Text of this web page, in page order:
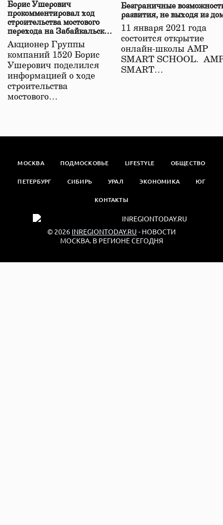
Борис Ушерович
прокомментировал ход
строительства мостового
перехода на Забайкальской
железной дороге
Акционер Группы
компаний 1520 Борис
Ушерович поделился
информацией о ходе
строительства
мостового…
Безграничные
развития, не выходя из
11 января 2021 года
состоится открытие
онлайн-школы АМР
SMART SCHOOL.
SMART…
МОСКВА ПОДМОСКОВЬЕ LIFESTYLE ОБЩЕСТВО
ПЕТЕРБУРГ СИБИРЬ УРАЛ ЭКОНОМИКА ЮГ
КОНТАКТЫ
© 2026 INREGIONTODAY.RU - НОВОСТИ
МОСКВА. В РЕГИОНЕ СЕГОДНЯ